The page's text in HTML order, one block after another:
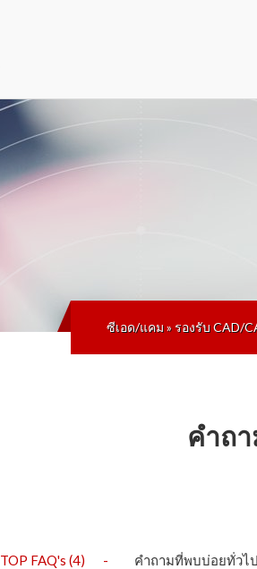
ซีเอด/แคม»รองรับ CAD/
คำถ
TOP FAQ's (4) คำถามที่พบบ่อยทั่วไป